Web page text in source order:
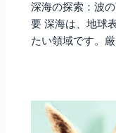
深海の探索：波
要 深海は、地球
たい領域です。